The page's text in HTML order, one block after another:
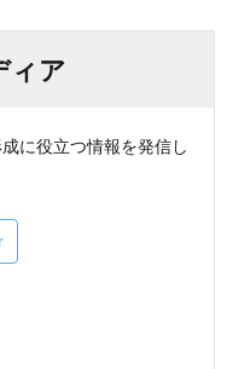
ィア
に役立つ情報を発信し